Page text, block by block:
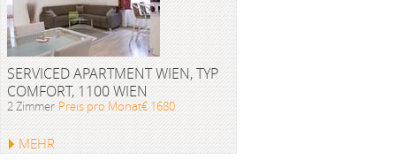
SERVICED APARTMENT WIEN, TYP
COMFORT, 1100 WIEN
2 Zimmer Preis pro Monat€ 1680
MEHR